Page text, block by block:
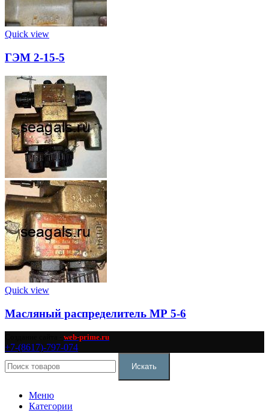
Quick view
ГЭМ 2-15-5
Quick view
Масляный распределитель МР 5-6
web-prime.ru
+7-(8617)-797-074
Искать
Меню
Категории